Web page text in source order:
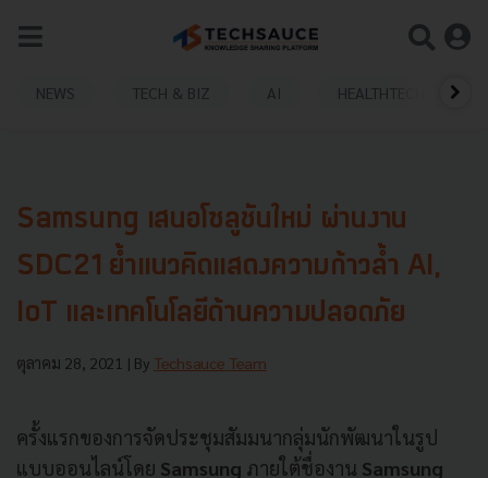
NEWS TECH & BIZ AI HEALTHTECH
Samsung เสนอโซลูชันใหม่ ผ่านงาน
SDC21 ย้ำแนวคิดแสดงความก้าวล้ำ AI,
IoT และเทคโนโลยีด้านความปลอดภัย
ตุลาคม 28, 2021 | By Techsauce Team
ครั้งแรกของการจัดประชุมสัมมนากลุ่มนักพัฒนาในรูป
แบบออนไลน์โดย Samsung ภายใต้ชื่องาน Samsung